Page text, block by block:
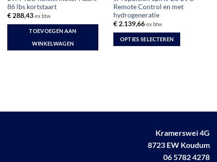
86 lbs kortstaart
€288,43 ex btw
TOEVOEGEN AAN
WINKELWAGEN
Remote Control en met
hydrogeneratie
€2.139,66 ex btw
OPTIES SELECTEREN
optie
Kramerswei 4G
8723 EW Koudum
06 5782 4278